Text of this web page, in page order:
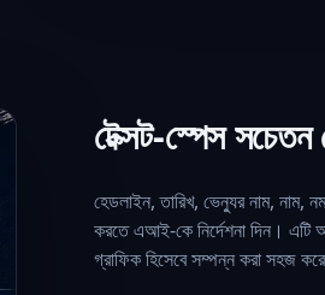
টেক্সট-স্পেস
হেডলাইন, তারিখ, ভেন্যুর নাম, নাম,
করতে এআই-কে নির্দেশনা দিন। এটি
গ্রাফিক হিসেবে সম্পন্ন করা সহজ